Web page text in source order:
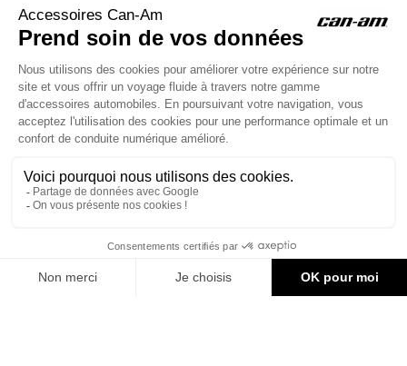
AJOUTER AU PANIER
ACCESSOIRES CAN-AM
Le site d'accessoires Can-Am vous propose des accessoires d'origine
pour équiper votre véhicule 3 roues (On Road) ou votre véhicule tout
© Groupe Legrand 2025